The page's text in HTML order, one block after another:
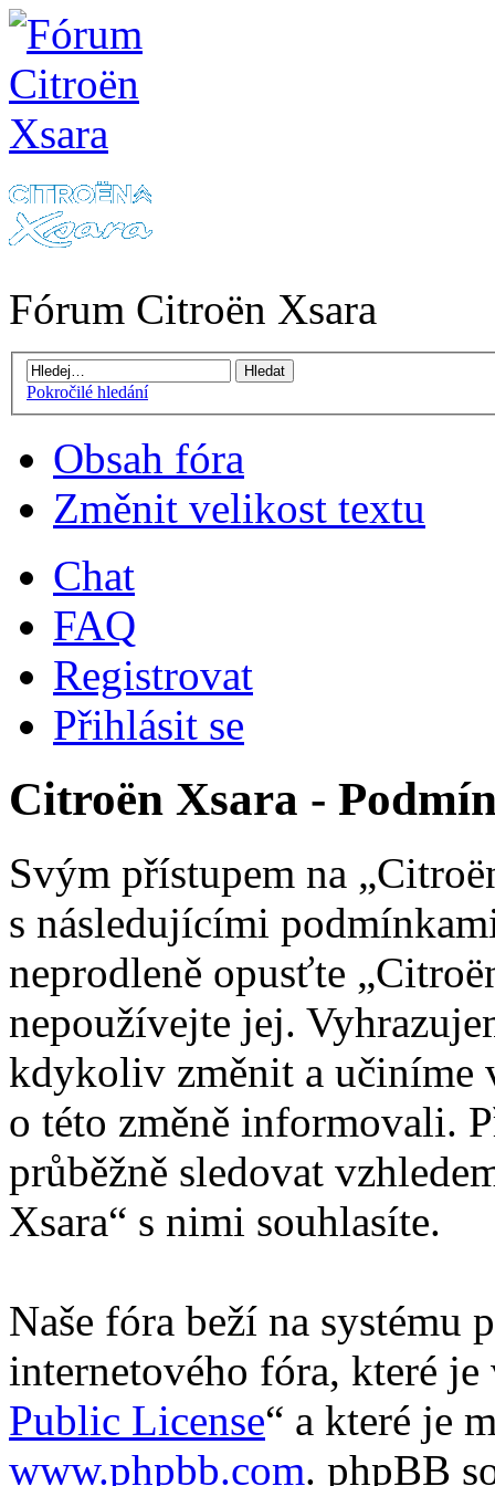
Fórum Citroën Xsara
Pokročilé hledání
Obsah fóra
Změnit velikost textu
Chat
FAQ
Registrovat
Přihlásit se
Citroën Xsara -
Svým přístupem na
s následujícími
neprodleně opusťte
nepoužívejte jej.
kdykoliv změnit a učiníme
o této změně informovali.
průběžně sledovat
Xsara“ s nimi souhlasíte.
Naše fóra beží na systému
internetového fóra, které
Public License“ a které je
www.phpbb.com. phpBB